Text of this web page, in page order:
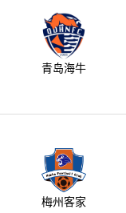
青岛海牛
梅州客家